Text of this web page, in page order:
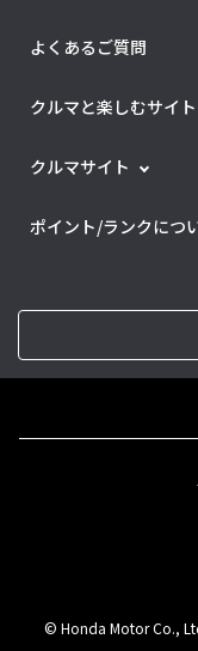
よくあるご質問
クルマと楽しむサイト
クルマサイト
ポイント/ランクにつ
© Honda Motor Co.,